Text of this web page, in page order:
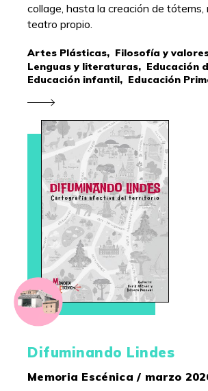
collage, hasta la creación de tótems,
teatro propio.
Artes Plásticas, Filosofía y
Lenguas y literaturas, Educación
Educación infantil, Educación
Difuminando Lindes
Memoria Escénica / marzo